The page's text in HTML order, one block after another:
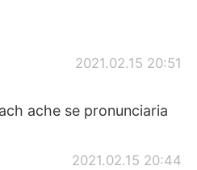
2021.02.15 20:51
ache se pronunciaria
2021.02.15 20:44